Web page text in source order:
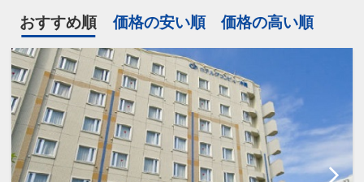
おすすめ順
価格の安い順 価格の高い順